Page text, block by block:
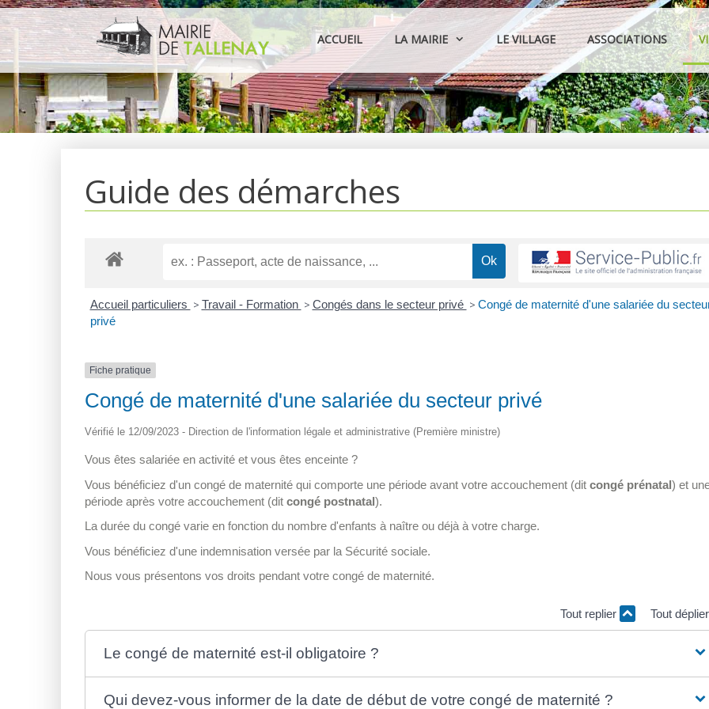
Aller
au
contenu
ACCUEIL LA MAIRIE LE VILLAGE ASSOCIATIONS
Guide des démarches
Accueil particuliers > Travail - Formation > Congés dans le secteur privé > Congé de maternité d'une salariée du
privé
Fiche pratique
Congé de maternité d'une salariée du secteur privé
Vérifié le 12/09/2023 - Direction de l'information légale et administrative (Première ministre)
Vous êtes salariée en activité et vous êtes enceinte ?
Vous bénéficiez d'un congé de maternité qui comporte une période avant votre accouchement (dit congé prénatal) et
période après votre accouchement (dit congé postnatal).
La durée du congé varie en fonction du nombre d'enfants à naître ou déjà à votre charge.
Vous bénéficiez d'une indemnisation versée par la Sécurité sociale.
Nous vous présentons vos droits pendant votre congé de maternité.
Tout replier Tout
Le congé de maternité est-il obligatoire ?
Qui devez-vous informer de la date de début de votre congé de maternité ?